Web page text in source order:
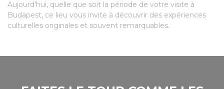
Aujourd’hui, quelle que soit la période de votre visite à
Budapest, ce lieu vous invite à découvrir des expériences
culturelles originales et souvent remarquables.